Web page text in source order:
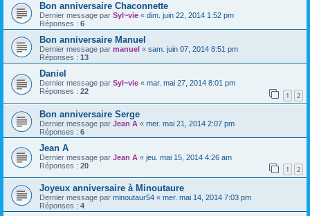
Bon anniversaire Chaconnette
Dernier message par Syl~vie « dim. juin 22, 2014 1:52 pm
Réponses : 6
Bon anniversaire Manuel
Dernier message par manuel « sam. juin 07, 2014 8:51 pm
Réponses : 13
Daniel
Dernier message par Syl~vie « mar. mai 27, 2014 8:01 pm
Réponses : 22 1 2
Bon anniversaire Serge
Dernier message par Jean A « mer. mai 21, 2014 2:07 pm
Réponses : 6
Jean A
Dernier message par Jean A « jeu. mai 15, 2014 4:26 am
Réponses : 20 1 2
Joyeux anniversaire à Minoutaure
Dernier message par minoutaur54 « mer. mai 14, 2014 7:03 pm
Réponses : 4